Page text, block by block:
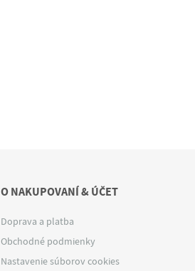
O NAKUPOVANÍ & ÚČET
Doprava a platba
Obchodné podmienky
Nastavenie súborov cookies